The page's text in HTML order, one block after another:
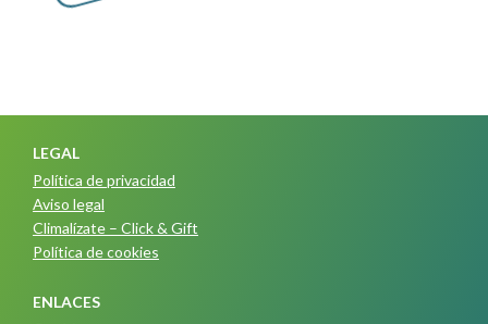
LEGAL
Política de privacidad
Aviso legal
Climalízate – Click & Gift
Política de cookies
ENLACES